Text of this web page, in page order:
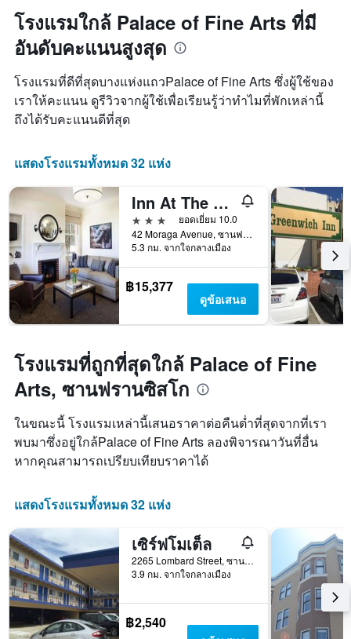
โรงแรมใกล้ Palace of Fine Arts ที่มี
อันดับคะแนนสูงสุด
โรงแรมที่ดีที่สุดบางแห่งแถวPalace of Fine Arts ซึ่งผู้ใช้ของ
เราให้คะแนน ดูรีวิวจากผู้ใช้เพื่อเรียนรู้ว่าทำไมที่พักเหล่านี้
ถึงได้รับคะแนนดีที่สุด
แสดงโรงแรมทั้งหมด 32 แห่ง
Inn At The Presidio
3 ดาว
ยอดเยี่ยม 10.0
42 Moraga Avenue, ซานฟรานซิสโก, CA, สหรัฐอเมริกา
5.3 กม. จากใจกลางเมือง
฿15,377
ดูข้อเสนอ
โรงแรมที่ถูกที่สุดใกล้ Palace of Fine
Arts, ซานฟรานซิสโก
ในขณะนี้ โรงแรมเหล่านี้เสนอราคาต่อคืนต่ำที่สุดจากที่เรา
พบมาซึ่งอยู่ใกล้Palace of Fine Arts ลองพิจารณาวันที่อื่น
หากคุณสามารถเปรียบเทียบราคาได้
แสดงโรงแรมทั้งหมด 32 แห่ง
เซิร์ฟโมเต็ล
2265 Lombard Street, ซานฟรานซิสโก, CA, สหรัฐอเมริกา
3.9 กม. จากใจกลางเมือง
฿2,540